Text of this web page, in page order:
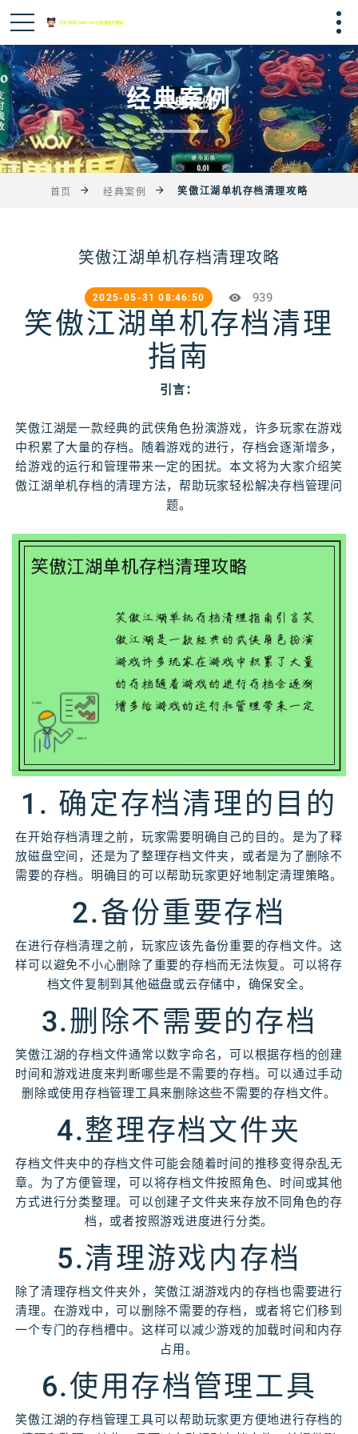
经典案例
首页 经典案例 笑傲江湖单机存档清理攻略
笑傲江湖单机存档清理攻略
2025-05-31 08:46:50 939
笑傲江湖单机存档清理
指南
引言：
笑傲江湖是一款经典的武侠角色扮演游戏，许多玩家在游戏
中积累了大量的存档。随着游戏的进行，存档会逐渐增多，
给游戏的运行和管理带来一定的困扰。本文将为大家介绍笑
傲江湖单机存档的清理方法，帮助玩家轻松解决存档管理问
题。
1. 确定存档清理的目的
在开始存档清理之前，玩家需要明确自己的目的。是为了释
放磁盘空间，还是为了整理存档文件夹，或者是为了删除不
需要的存档。明确目的可以帮助玩家更好地制定清理策略。
2.备份重要存档
在进行存档清理之前，玩家应该先备份重要的存档文件。这
样可以避免不小心删除了重要的存档而无法恢复。可以将存
档文件复制到其他磁盘或云存储中，确保安全。
3.删除不需要的存档
笑傲江湖的存档文件通常以数字命名，可以根据存档的创建
时间和游戏进度来判断哪些是不需要的存档。可以通过手动
删除或使用存档管理工具来删除这些不需要的存档文件。
4.整理存档文件夹
存档文件夹中的存档文件可能会随着时间的推移变得杂乱无
章。为了方便管理，可以将存档文件按照角色、时间或其他
方式进行分类整理。可以创建子文件夹来存放不同角色的存
档，或者按照游戏进度进行分类。
5.清理游戏内存档
除了清理存档文件夹外，笑傲江湖游戏内的存档也需要进行
清理。在游戏中，可以删除不需要的存档，或者将它们移到
一个专门的存档槽中。这样可以减少游戏的加载时间和内存
占用。
6.使用存档管理工具
笑傲江湖的存档管理工具可以帮助玩家更方便地进行存档的